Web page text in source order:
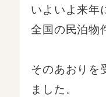
いよいよ来年
全国の民泊物
そのあおりを
ました。